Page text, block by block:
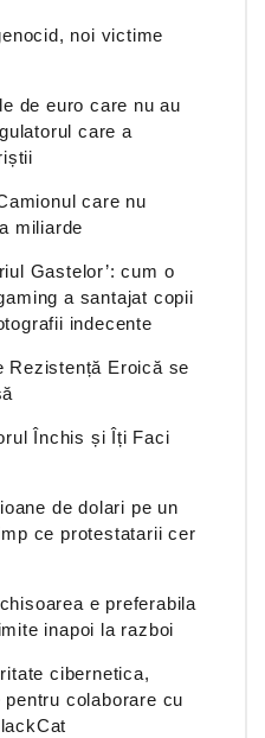
noi victime
de euro care nu au
care a
care nu
miliarde
Gastelor’: cum o
a santajat copii
indecente
Rezistență Eroică se
Închis și Îți Faci
de dolari pe un
ce protestatarii cer
e preferabila
inapoi la razboi
cibernetica,
colaborare cu